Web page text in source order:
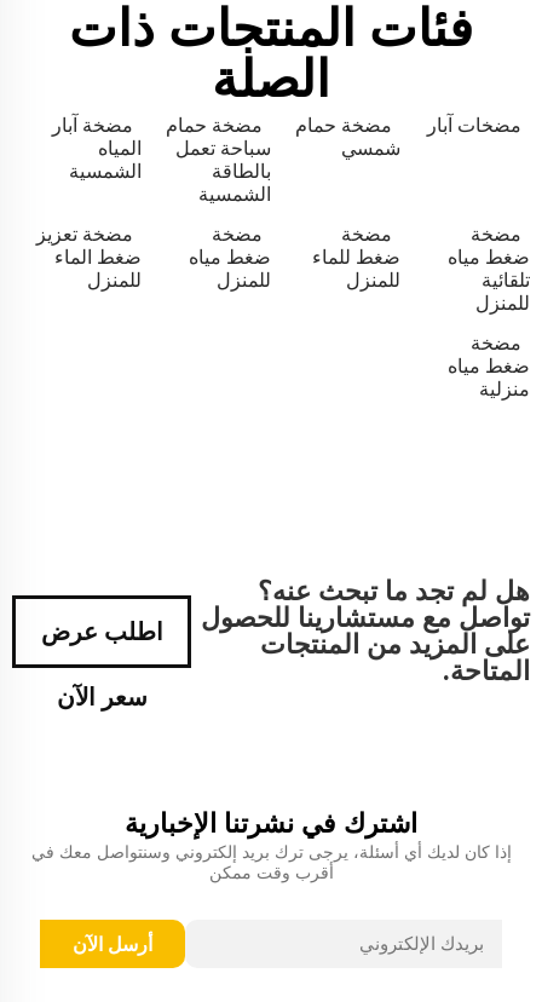
فئات المنتجات ذات
الصلة
مضخات آبار
مضخة حمام
شمسي
مضخة حمام
سباحة تعمل
بالطاقة
الشمسية
مضخة آبار
المياه
الشمسية
مضخة
ضغط مياه
تلقائية
للمنزل
مضخة
ضغط للماء
للمنزل
مضخة
ضغط مياه
للمنزل
مضخة تعزيز
ضغط الماء
للمنزل
مضخة
ضغط مياه
منزلية
هل لم تجد ما تبحث عنه؟
تواصل مع مستشارينا للحصول
على المزيد من المنتجات
المتاحة.
اطلب عرض
سعر الآن
اشترك في نشرتنا الإخبارية
إذا كان لديك أي أسئلة، يرجى ترك بريد إلكتروني وسنتواصل معك في
أقرب وقت ممكن
أرسل الآن